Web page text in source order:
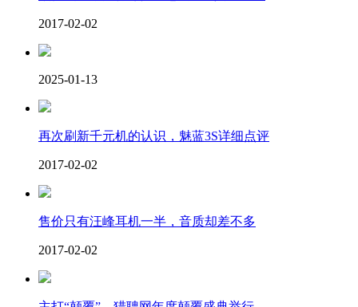
2017-02-02
2025-01-13
再次刷新千元机的认识，魅蓝3S详细点评
2017-02-02
售价只有汪峰耳机一半，音质却差不多
2017-02-02